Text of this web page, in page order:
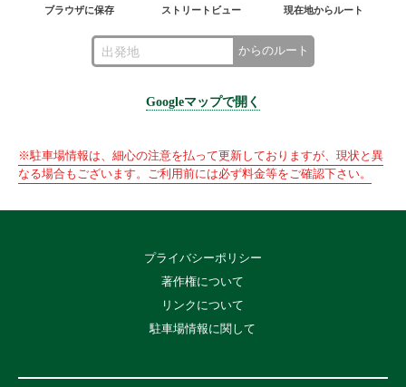
ブラウザに保存 ストリートビュー 現在地からルート
からのルート
Googleマップで開く
※駐車場情報は、細心の注意を払って更新しておりますが、現状と異
なる場合もございます。ご利用前には必ず料金等をご確認下さい。
プライバシーポリシー
著作権について
リンクについて
駐車場情報に関して